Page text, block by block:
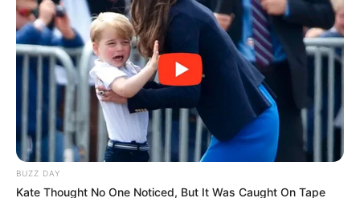
BUZZ DAY
Kate Thought No One Noticed, But It Was Caught On Tape